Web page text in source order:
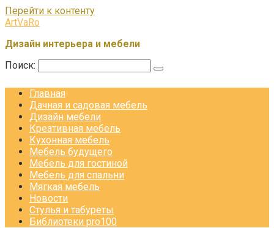
Перейти к контенту
ArtVaRo
Дизайн интерьера и мебели
Поиск:
Главная
Дачная и садовая мебель
Дизайн мебели
Креативная мебель
Кухонная мебель
Мебель будущего
Мебель для гостиной
Мебель для спальни
Мягкая мебель
Новости
Стулья и табуреты
Библиотеки pro100